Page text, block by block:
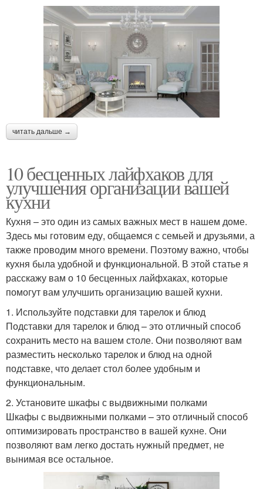
читать дальше →
10 бесценных лайфхаков для
улучшения организации вашей
кухни
Кухня – это один из самых важных мест в нашем доме.
Здесь мы готовим еду, общаемся с семьей и друзьями, а
также проводим много времени. Поэтому важно, чтобы
кухня была удобной и функциональной. В этой статье я
расскажу вам о 10 бесценных лайфхаках, которые
помогут вам улучшить организацию вашей кухни.
1. Используйте подставки для тарелок и блюд
Подставки для тарелок и блюд – это отличный способ
сохранить место на вашем столе. Они позволяют вам
разместить несколько тарелок и блюд на одной
подставке, что делает стол более удобным и
функциональным.
2. Установите шкафы с выдвижными полками
Шкафы с выдвижными полками – это отличный способ
оптимизировать пространство в вашей кухне. Они
позволяют вам легко достать нужный предмет, не
вынимая все остальное.